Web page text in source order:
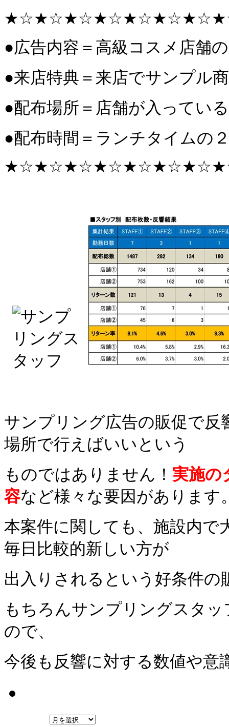
★☆★☆★☆★☆★☆★☆★☆
●広告内容＝高級コスメ店舗
●来店特典＝来店でサンプル
●配布場所＝店舗が入ってい
●配布時間＝ランチタイムの
★☆★☆★☆★☆★☆★☆★☆
サンプリング広告の販促で
場所で行えばいいという
ものではありません！ 実施の
容など様々な要因があります
本案件に関しても、施設内
毎日比較的新しい方が
出入りされるという好条件
もちろんサンプリングスタ
ので、
今後も反響に対する数値や意